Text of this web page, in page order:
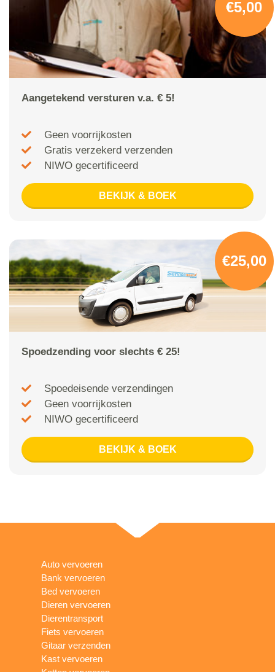
€5,00
Aangetekend versturen v.a. € 5!
Geen voorrijkosten
Gratis verzekerd verzenden
NIWO gecertificeerd
BEKIJK & BOEK
€25,00
Spoedzending voor slechts € 25!
Spoedeisende verzendingen
Geen voorrijkosten
NIWO gecertificeerd
BEKIJK & BOEK
Auto vervoeren
Bank vervoeren
Bed vervoeren
Dieren vervoeren
Dierentransport
Fiets vervoeren
Gitaar verzenden
Kast vervoeren